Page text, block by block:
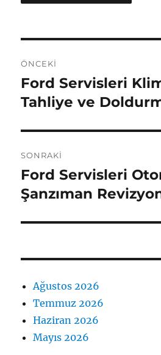
gezinmesi
ÖNCEKI
Önceki
yazı:
Ford Servisleri
Tahliye ve
SONRAKI
Sonraki
yazı:
Ford Servisleri
Şanzıman
Ağustos 2026
Temmuz 2026
Haziran 2026
Mayıs 2026